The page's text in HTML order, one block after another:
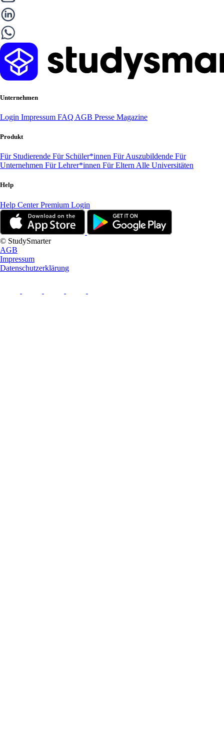
Unternehmen
Login Impressum FAQ AGB Presse Magazine
Produkt
Für Studierende Für Schüler*innen Für Auszubildende Für
Unternehmen Für Lehrer*innen Für Eltern Alle Universitäten
Help
Help CenterPremium Login
© StudySmarter
AGB
Impressum
Datenschutzerklärung